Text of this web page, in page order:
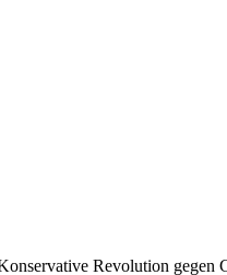
Revolution gegen